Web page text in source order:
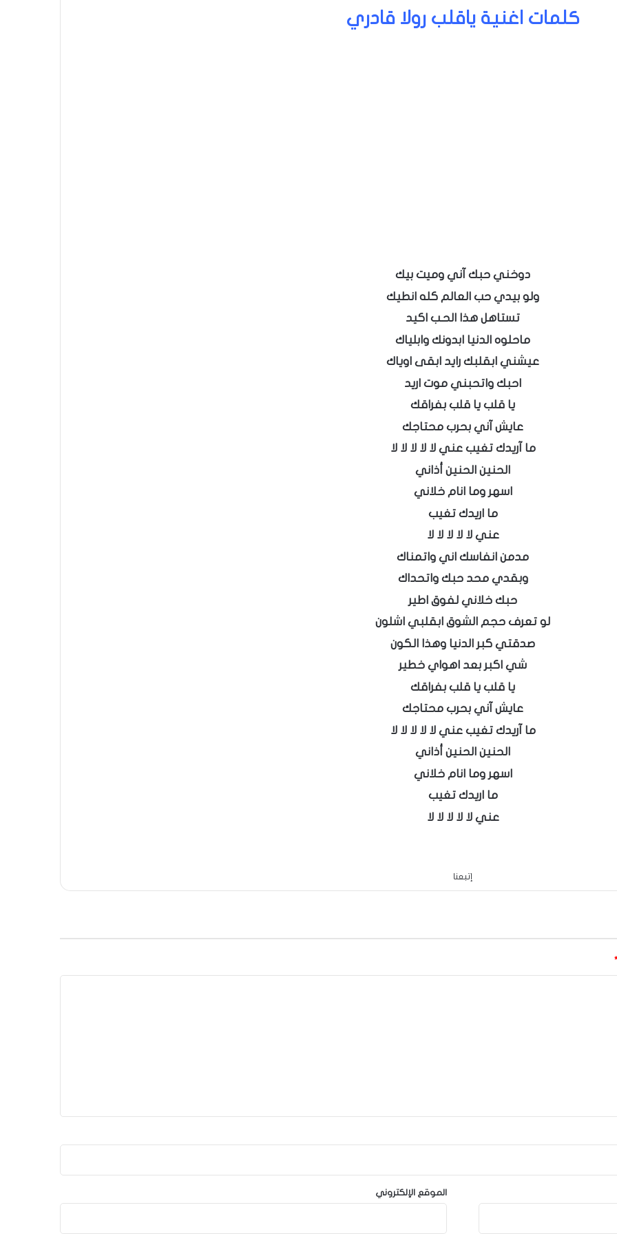
كلمات اغنية ياقلب رولا قادري
دوخني حبك آني وميت بيك
ولو بيدي حب العالم كله انطيك
تستاهل هذا الحـب اكيد
ماحلوه الدنيا ابدونك وابلياك
عيشني ابقلبك رايد ابقى اوياك
احبك واتحبني موت اريد
يا قلب يا قلب بفراقك
عايش آني بحرب محتاجك
ما آريدك تغيب عني لا لا لا لا لا
الحنين الحنين أذاني
اسهر وما انام خلاني
ما اريدك تغيب
عني لا لا لا لا لا
مدمن انفاسك اني واتمناك
وبقدي محد حبك واتحداك
حبك خلاني لفوق اطير
لو تعرف حجم الشوق ابقلبي اشلون
صدقتي كبر الدنيا وهذا الكون
شي اكبر بعد اهواي خطير
يا قلب يا قلب بفراقك
عايش آني بحرب محتاجك
ما آريدك تغيب عني لا لا لا لا لا
الحنين الحنين أذاني
اسهر وما انام خلاني
ما اريدك تغيب
عني لا لا لا لا لا
إتبعنا
*
الموقع الإلكتروني